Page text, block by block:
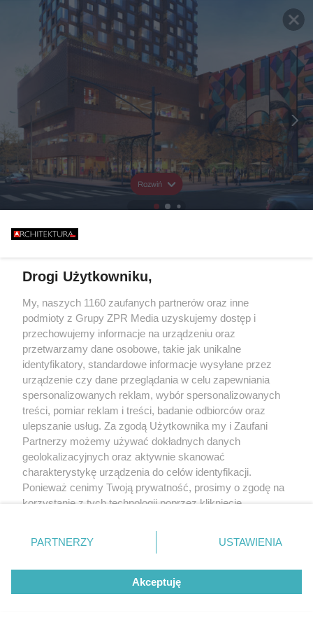
Rozwiń
Drogi Użytkowniku,
My, naszych 1160 zaufanych partnerów oraz inne
podmioty z Grupy ZPR Media uzyskujemy dostęp i
przechowujemy informacje na urządzeniu oraz
przetwarzamy dane osobowe, takie jak unikalne
identyfikatory, standardowe informacje wysyłane przez
urządzenie czy dane przeglądania w celu zapewniania
spersonalizowanych reklam, wybór spersonalizowanych
treści, pomiar reklam i treści, badanie odbiorców oraz
ulepszanie usług. Za zgodą Użytkownika my i Zaufani
Partnerzy możemy używać dokładnych danych
geolokalizacyjnych oraz aktywnie skanować
charakterystykę urządzenia do celów identyfikacji.
Ponieważ cenimy Twoją prywatność, prosimy o zgodę na
korzystanie z tych technologii poprzez kliknięcie
zmienić/wycofać klikając przycisk ustawień prywatności
znajdujący się w lewym dolnym rogu strony
rodzaje przetwarzania danych nie wymagają zgody
użytkownika, ale masz prawo sprzeciwić się takiemu
przetwarzaniu. Preferencje będą miały zastosowanie tylko
PARTNERZY USTAWIENIA
Akceptuję